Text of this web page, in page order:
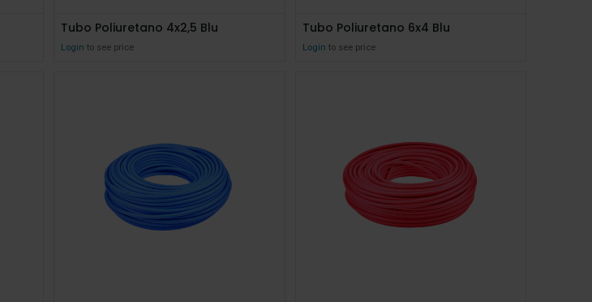
Tubo Poliuretano 4x2,5 Blu
Login to see price
Tubo Poliuretano 6x4 Blu
Login to see price